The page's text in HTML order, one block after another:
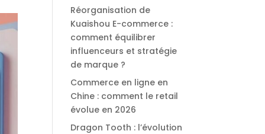
Réorganisation de
Kuaishou E-commerce :
comment équilibrer
influenceurs et stratégie
de marque ?
Commerce en ligne en
Chine : comment le retail
évolue en 2026
Dragon Tooth : l’évolution